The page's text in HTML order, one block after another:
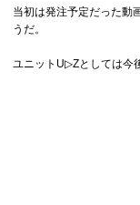
当初は発注予定だった動
うだ。
ユニットU▷Zとしては今